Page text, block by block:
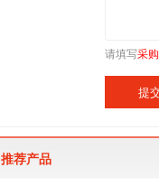
请填写采购
推荐产品